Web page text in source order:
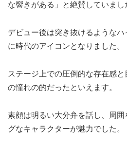
な響きがある」と絶賛していまし
デビュー後は突き抜けるような
に時代のアイコンとなりました。
ステージ上での圧倒的な存在感
の憧れの的だったといえます。
素顔は明るい大分弁を話し、周
グなキャラクターが魅力でした。